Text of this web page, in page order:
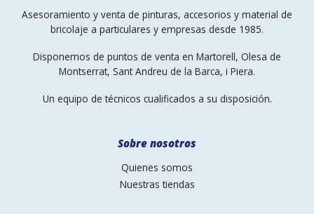
Asesoramiento y venta de pinturas, accesorios y material de
bricolaje a particulares y empresas desde 1985.
Disponemos de puntos de venta en Martorell, Olesa de
Montserrat, Sant Andreu de la Barca, i Piera.
Un equipo de técnicos cualificados a su disposición.
Sobre nosotros
Quienes somos
Nuestras tiendas